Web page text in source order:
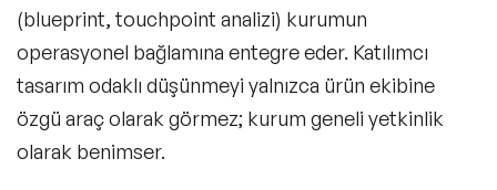
(blueprint, touchpoint analizi) kurumun
operasyonel bağlamına entegre eder. Katılımcı
tasarım odaklı düşünmeyi yalnızca ürün ekibine
özgü araç olarak görmez; kurum geneli yetkinlik
olarak benimser.
Liderlik Konuşmacıları
Finans & Ekonomi Konuşmacıları
Yapay Zeka Konuşmacıları